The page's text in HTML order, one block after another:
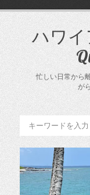
ス
ハワイ
忙しい日常から離
が